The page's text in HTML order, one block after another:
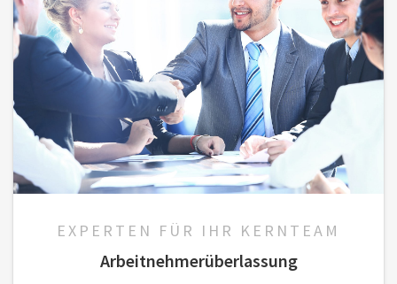
EXPERTEN FÜR IHR KERNTEAM
Arbeitnehmerüberlassung